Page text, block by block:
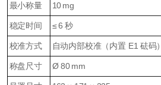
最小称量 10 mg
稳定时间 ≤ 6 秒
校准方式 自动内部校准（内置 E1 砝码）
称盘尺寸 Ø 80 mm